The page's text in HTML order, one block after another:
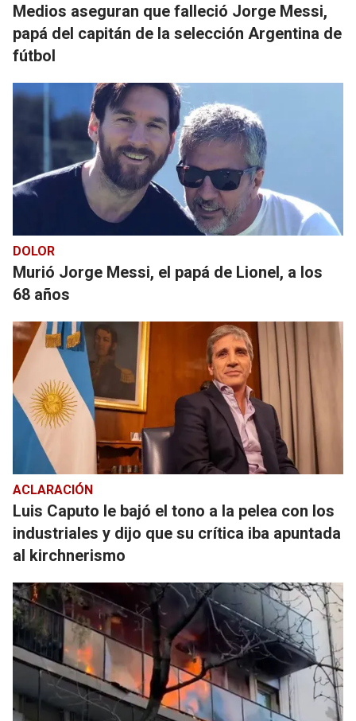
Medios aseguran que falleció Jorge Messi,
papá del capitán de la selección Argentina de
fútbol
DOLOR
Murió Jorge Messi, el papá de Lionel, a los
68 años
ACLARACIÓN
Luis Caputo le bajó el tono a la pelea con los
industriales y dijo que su crítica iba apuntada
al kirchnerismo